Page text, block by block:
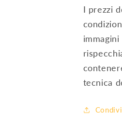
I prezzi
tecnica